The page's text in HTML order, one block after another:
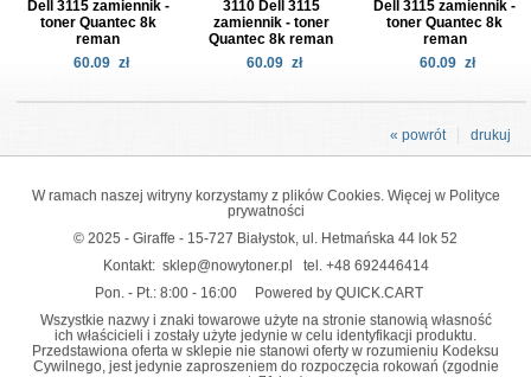
Dell 3115 zamiennik -
toner Quantec 8k
reman
60.09 zł
3110 Dell 3115
zamiennik - toner
Quantec 8k reman
60.09 zł
Dell 3115 zamiennik -
toner Quantec 8k
reman
60.09 zł
drukuj
« powrót
W ramach naszej witryny korzystamy z plików Cookies. Więcej w Polityce
prywatności
© 2025 - Giraffe - 15-727 Białystok, ul. Hetmańska 44 lok 52
Kontakt: sklep@nowytoner.pl tel. +48 692446414
Pon. - Pt.: 8:00 - 16:00
Powered by QUICK.CART
Wszystkie nazwy i znaki towarowe użyte na stronie stanowią własność
ich właścicieli i zostały użyte jedynie w celu identyfikacji produktu.
Przedstawiona oferta w sklepie nie stanowi oferty w rozumieniu Kodeksu
Cywilnego, jest jedynie zaproszeniem do rozpoczęcia rokowań (zgodnie